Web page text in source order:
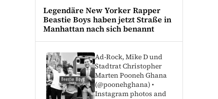
Legendäre New Yorker Rapper
Beastie Boys haben jetzt Straße in
Manhattan nach sich benannt
Ad-Rock, Mike D und
Stadtrat Christopher
Marten Pooneh Ghana
(@poonehghana) •
Instagram photos and